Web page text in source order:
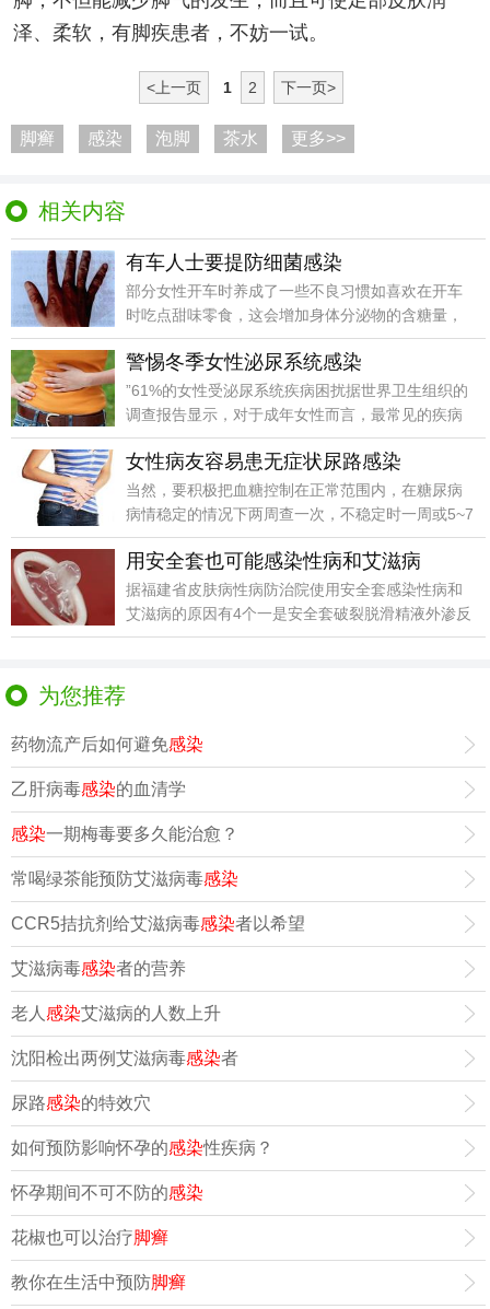
泽、柔软，有脚疾患者，不妨一试。
<上一页 1 2 下一页>
脚癣 感染 泡脚 茶水 更多>>
相关内容
有车人士要提防细菌感染
部分女性开车时养成了一些不良习惯如喜欢在开车
时吃点甜味零食，这会增加身体分泌物的含糖量，
为细菌的繁殖
警惕冬季女性泌尿系统感染
”61%的女性受泌尿系统疾病困扰据世界卫生组织的
调查报告显示，对于成年女性而言，最常见的疾病
不是感冒
女性病友容易患无症状尿路感染
当然，要积极把血糖控制在正常范围内，在糖尿病
病情稳定的情况下两周查一次，不稳定时一周或5~7
天查一次
用安全套也可能感染性病和艾滋病
据福建省皮肤病性病防治院使用安全套感染性病和
艾滋病的原因有4个一是安全套破裂脱滑精液外渗反
复使用或性
为您推荐
药物流产后如何避免感染
乙肝病毒感染的血清学
感染一期梅毒要多久能治愈？
常喝绿茶能预防艾滋病毒感染
CCR5拮抗剂给艾滋病毒感染者以希望
艾滋病毒感染者的营养
老人 感染艾滋病的人数上升
沈阳检出两例艾滋病毒感染者
尿路感染的特效穴
如何预防影响怀孕的感染性疾病？
怀孕期间不可不防的感染
花椒也可以治疗脚癣
教你在生活中预防脚癣